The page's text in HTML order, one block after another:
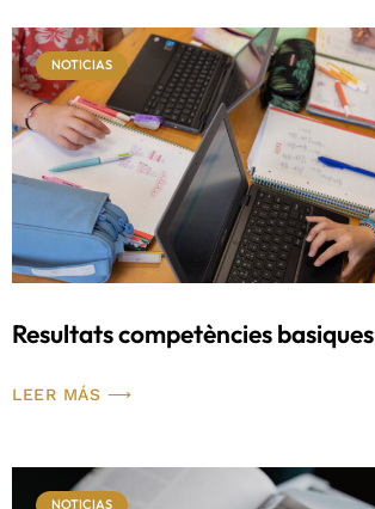
NOTICIAS
Resultats competències basiques
LEER MÁS ⟶
NOTICIAS